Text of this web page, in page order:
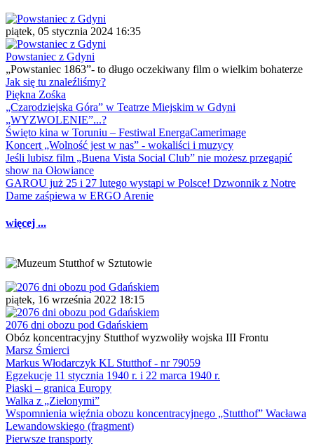
piątek, 05 stycznia 2024 16:35
Powstaniec z Gdyni
„Powstaniec 1863”- to długo oczekiwany film o wielkim bohaterze
Jak się tu znaleźliśmy?
Piękna Zośka
„Czarodziejska Góra” w Teatrze Miejskim w Gdyni
„WYZWOLENIE”...?
Święto kina w Toruniu – Festiwal EnergaCamerimage
Koncert „Wolność jest w nas” - wokaliści i muzycy
Jeśli lubisz film „Buena Vista Social Club” nie możesz przegapić
show na Ołowiance
GAROU już 25 i 27 lutego wystąpi w Polsce! Dzwonnik z Notre
Dame zaśpiewa w ERGO Arenie
więcej ...
piątek, 16 września 2022 18:15
2076 dni obozu pod Gdańskiem
Obóz koncentracyjny Stutthof wyzwoliły wojska III Frontu
Marsz Śmierci
Markus Włodarczyk KL Stutthof - nr 79059
Egzekucje 11 stycznia 1940 r. i 22 marca 1940 r.
Piaski – granica Europy
Walka z „Zielonymi”
Wspomnienia więźnia obozu koncentracyjnego „Stutthof” Wacława
Lewandowskiego (fragment)
Pierwsze transporty